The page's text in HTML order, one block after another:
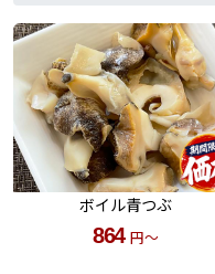
ボイル青つぶ
864円～